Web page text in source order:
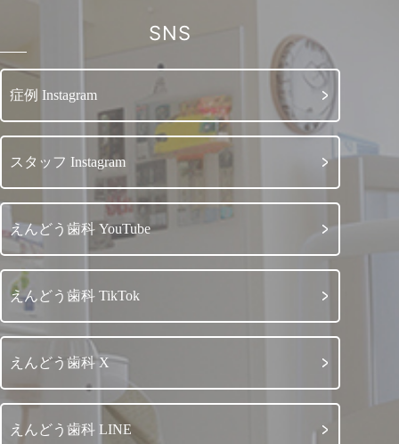
SNS
症例 Instagram
スタッフ Instagram
えんどう歯科 YouTube
えんどう歯科 TikTok
えんどう歯科 X
えんどう歯科 LINE